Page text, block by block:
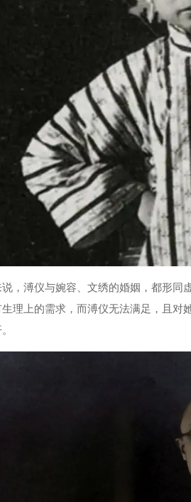
说，溥仪与婉容、文绣的婚姻，都形同
理上的需求，而溥仪无法满足，且对